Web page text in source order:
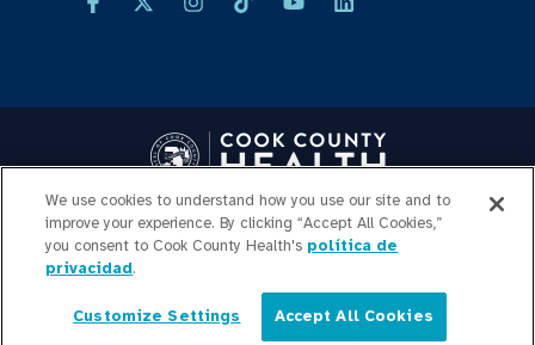
Copyright © 2026 Cook County Health. All Rights Reserved.
INICIO DE SESIÓN DE
EMPLEADOS
TRANSPARENCIA DE
PRECIOS
MAPA DEL SITIO Español
We use cookies to understand how you use our site and to
improve your experience. By clicking “Accept All Cookies,”
you consent to Cook County Health's política de
privacidad.
Customize Settings Accept All Cookies